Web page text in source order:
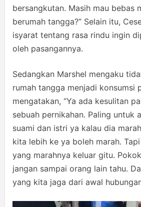
bersangkutan. Masih mau bebas
berumah tangga?” Selain itu,
isyarat tentang rasa rindu ingin
oleh pasangannya.
Sedangkan Marshel mengaku
rumah tangga menjadi konsumsi
mengatakan, “Ya ada kesulitan
sebuah pernikahan. Paling untuk
suami dan istri ya kalau dia
kita lebih ke ya boleh marah.
yang marahnya keluar gitu.
jangan sampai orang lain tahu.
yang kita jaga dari awal